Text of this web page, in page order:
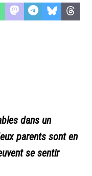
dans un
parents sont en
se sentir